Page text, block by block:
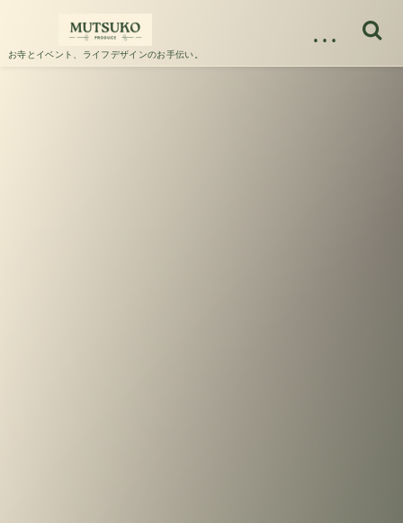
お寺とイベント、ライフデザインのお手伝い。
…